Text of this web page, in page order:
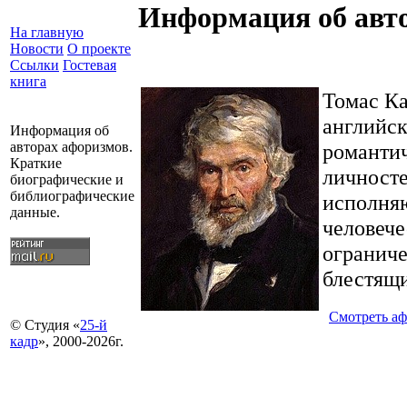
На главную
Новости О проекте
Ссылки Гостевая
книга
Информация об
авторах афоризмов.
Краткие
биографические и
библиографические
данные.
© Студия «25-й
кадр», 2000-2026г.
Информация об
Томас
Смотреть